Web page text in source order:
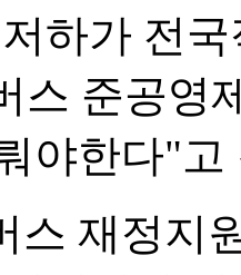
하가 전
스 준공영
야한다"고
재정지